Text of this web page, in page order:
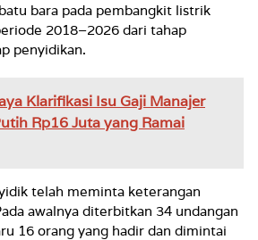
bara pada pembangkit listrik
2018–2026 dari tahap
penyidikan.
Klarifikasi Isu Gaji Manajer
Rp16 Juta yang Ramai
telah meminta keterangan
awalnya diterbitkan 34 undangan
16 orang yang hadir dan dimintai